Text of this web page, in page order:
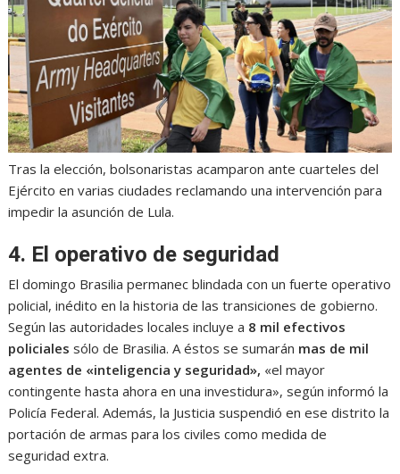
Tras la elección, bolsonaristas acamparon ante cuarteles del
Ejército en varias ciudades reclamando una intervención para
impedir la asunción de Lula.
4. El operativo de seguridad
El domingo Brasilia permanec blindada con un fuerte operativo
policial, inédito en la historia de las transiciones de gobierno.
Según las autoridades locales incluye a 8 mil efectivos
policialessólo de Brasilia. A éstos se sumarán mas de mil
agentes de «inteligencia y seguridad», «el mayor
contingente hasta ahora en una investidura», según informó la
Policía Federal. Además, la Justicia suspendió en ese distrito la
portación de armas para los civiles como medida de
seguridad extra.